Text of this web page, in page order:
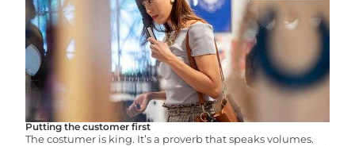
Putting the customer first
The costumer is king. It’s a proverb that speaks volumes.